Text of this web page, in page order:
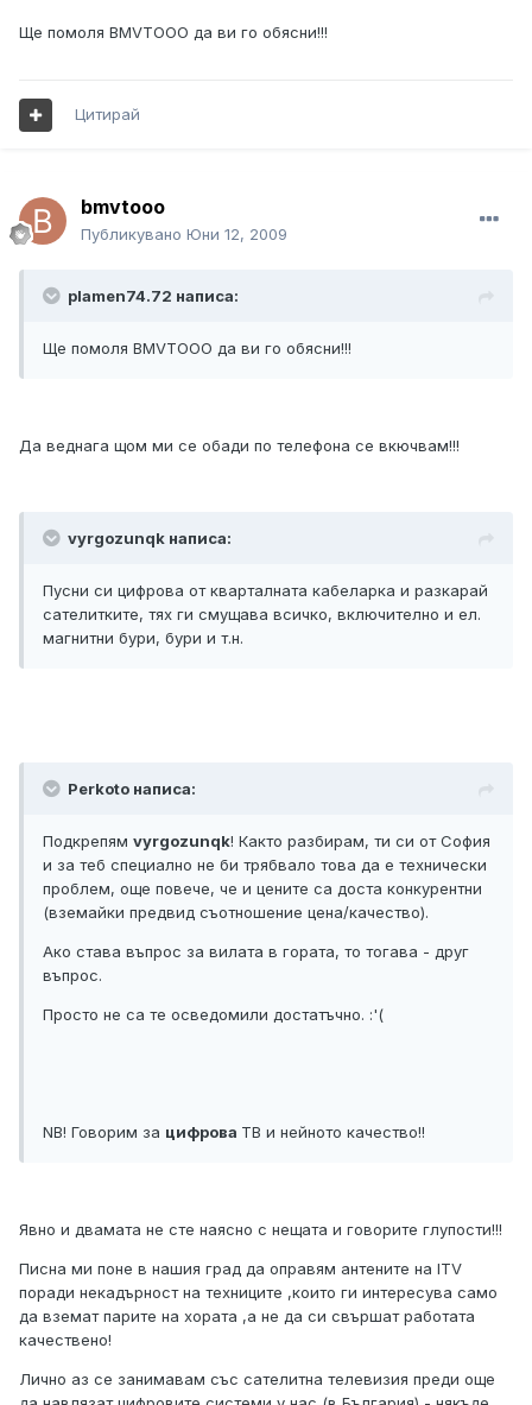
Ще помоля BMVTOOO да ви го обясни!!!
Цитирай
bmvtooo
Публикувано Юни 12, 2009
plamen74.72 написа:
Ще помоля BMVTOOO да ви го обясни!!!
Да веднага щом ми се обади по телефона се вкючвам!!!
vyrgozunqk написа:
Пусни си цифрова от кварталната кабеларка и разкарай
сателитките, тях ги смущава всичко, включително и ел.
магнитни бури, бури и т.н.
Perkoto написа:
Подкрепям vyrgozunqk! Както разбирам, ти си от София
и за теб специално не би трябвало това да е технически
проблем, още повече, че и цените са доста конкурентни
(вземайки предвид съотношение цена/качество).
Ако става въпрос за вилата в гората, то тогава - друг
въпрос.
Просто не са те осведомили достатъчно. :'(
NB! Говорим за цифрова ТВ и нейното качество!!
Явно и двамата не сте наясно с нещата и говорите глупости!!!
Писна ми поне в нашия град да оправям антените на ITV
поради некадърност на техниците ,които ги интересува само
да вземат парите на хората ,а не да си свършат работата
качествено!
Лично аз се занимавам със сателитна телевизия преди още